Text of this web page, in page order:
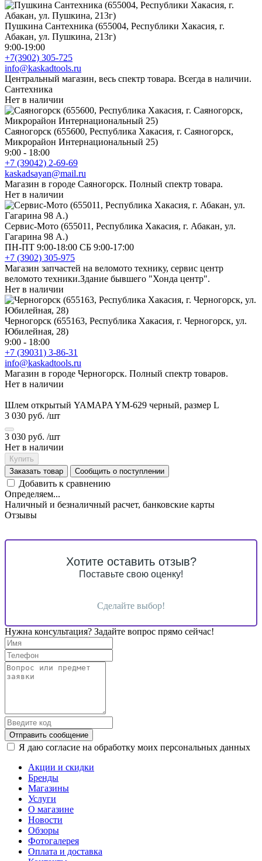
Пушкина Сантехника (655004, Республики Хакасия, г.
Абакан, ул. Пушкина, 213г)
9:00-19:00
+7(3902) 305-725
info@kaskadtools.ru
Центральный магазин, весь спектр товара. Всегда в наличии.
Сантехника
Нет в наличии
Саяногорск (655600, Республика Хакасия, г. Саяногорск,
Микрорайон Интернациональный 25)
9:00 - 18:00
+7 (39042) 2-69-69
kaskadsayan@mail.ru
Магазин в городе Саяногорск. Полный спектр товара.
Нет в наличии
Сервис-Мото (655011, Республика Хакасия, г. Абакан, ул.
Гагарина 98 А.)
ПН-ПТ 9:00-18:00 СБ 9:00-17:00
+7 (3902) 305-975
Магазин запчастей на веломото технику, сервис центр
веломото техники.Здание бывшего "Хонда центр".
Нет в наличии
Черногорск (655163, Республика Хакасия, г. Черногорск, ул.
Юбилейная, 28)
9:00 - 18:00
+7 (39031) 3-86-31
info@kaskadtools.ru
Магазин в городе Черногорск. Полный спектр товаров.
Нет в наличии
Шлем открытый YAMAPA YM-629 черный, размер L
3 030 руб. /шт
3 030 руб. /шт
Нет в наличии
Купить
Заказать товар
Сообщить о поступлении
Добавить к сравнению
Определяем...
Наличный и безналичный расчет, банковские карты
Отзывы
Хотите оставить отзыв?
Поставьте свою оценку!
Сделайте выбор!
Нужна консультация? Задайте вопрос прямо сейчас!
Отправить сообщение
Я даю согласие на обработку моих персональных данных
Акции и скидки
Бренды
Магазины
Услуги
О магазине
Новости
Обзоры
Фотогалерея
Оплата и доставка